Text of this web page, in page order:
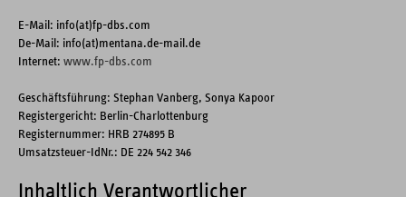
E-Mail: info(at)fp-dbs.com
De-Mail: info(at)mentana.de-mail.de
Internet: www.fp-dbs.com
Geschäftsführung: Stephan Vanberg, Sonya Kapoor
Registergericht: Berlin-Charlottenburg
Registernummer: HRB 274895 B
Umsatzsteuer-IdNr.: DE 224 542 346
Inhaltlich Verantwortlicher